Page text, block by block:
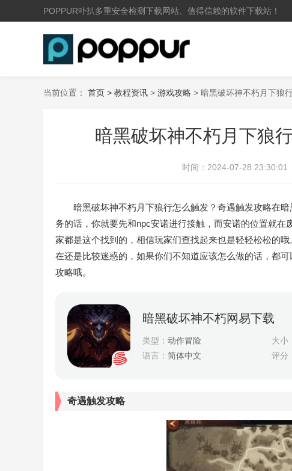
POPPUR卟扒多重安全检测下载网站、值得信赖的软件下载站！
当前位置： 首页 > 教程资讯 > 游戏攻略 > 暗黑破坏神不朽月下狼
暗黑破坏神不朽月下狼
时间： 2024-07-28 23:30:01
暗黑破坏神不朽月下狼行怎么触发？奇遇触发攻略在暗
务的话，你就要先和npc安诺进行接触，而安诺的位置就
家都是这个找到的，相信玩家们查找起来也是轻轻松松的
在还是比较迷惑的，如果你们不知道应该怎么做的话，都
攻略哦。
暗黑破坏神不朽网易下载
类型： 动作冒险 大小
语言： 简体中文 评分
奇遇触发攻略